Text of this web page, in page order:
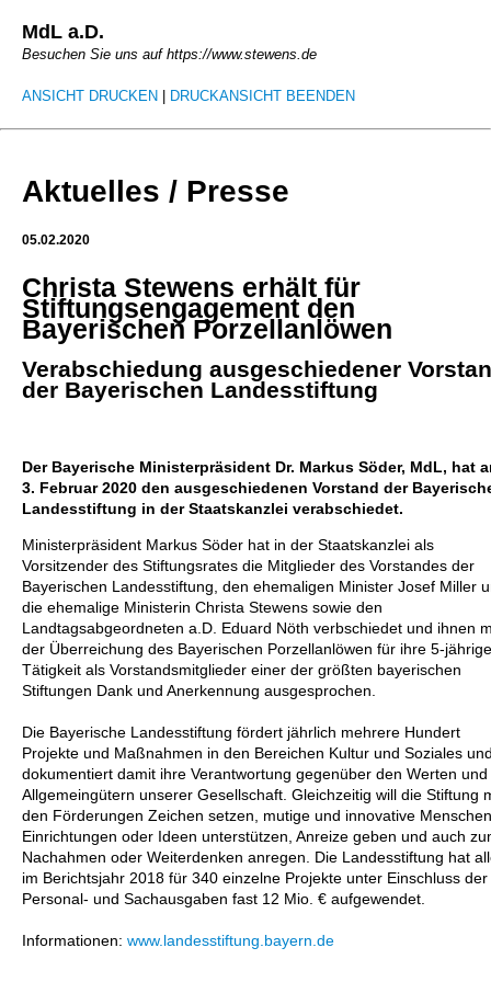
MdL a.D.
Besuchen Sie uns auf https://www.stewens.de
ANSICHT DRUCKEN DRUCKANSICHT BEENDEN
Aktuelles / Presse
05.02.2020
Christa Stewens erhält für
Stiftungsengagement den
Bayerischen Porzellanlöwen
Verabschiedung ausgeschiedener
der Bayerischen Landesstiftung
Der Bayerische Ministerpräsident Dr. Markus Söder, MdL, hat
3. Februar 2020 den ausgeschiedenen Vorstand der
Landesstiftung in der Staatskanzlei verabschiedet.
Ministerpräsident Markus Söder hat in der Staatskanzlei als
Vorsitzender des Stiftungsrates die Mitglieder des Vorstandes der
Bayerischen Landesstiftung, den ehemaligen Minister Josef Miller
die ehemalige Ministerin Christa Stewens sowie den
Landtagsabgeordneten a.D. Eduard Nöth verbschiedet und ihnen
der Überreichung des Bayerischen Porzellanlöwen für ihre 5-jährige
Tätigkeit als Vorstandsmitglieder einer der größten bayerischen
Stiftungen Dank und Anerkennung ausgesprochen.
Die Bayerische Landesstiftung fördert jährlich mehrere Hundert
Projekte und Maßnahmen in den Bereichen Kultur und Soziales
dokumentiert damit ihre Verantwortung gegenüber den Werten und
Allgemeingütern unserer Gesellschaft. Gleichzeitig will die Stiftung
den Förderungen Zeichen setzen, mutige und innovative
Einrichtungen oder Ideen unterstützen, Anreize geben und auch
Nachahmen oder Weiterdenken anregen. Die Landesstiftung hat
im Berichtsjahr 2018 für 340 einzelne Projekte unter Einschluss der
Personal- und Sachausgaben fast 12 Mio. € aufgewendet.
Informationen: www.landesstiftung.bayern.de